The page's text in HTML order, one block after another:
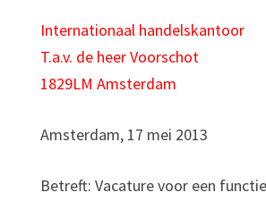
Internationaal handelskantoor
T.a.v. de heer Voorschot
1829LM Amsterdam
Amsterdam, 17 mei 2013
Betreft: Vacature voor een